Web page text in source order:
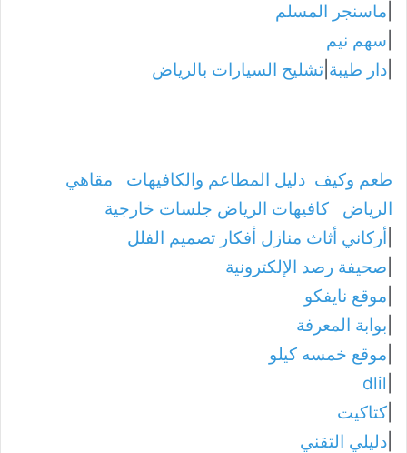
ماسنجر المسلم
سهم نيم
دار طيبة تشليح السيارات بالرياض
طعم وكيف دليل المطاعم والكافيهات
مقاهي
الرياض
كافيهات الرياض جلسات خارجية
أركاني أثاث منازل أفكار تصميم الفلل
صحيفة رصد الإلكترونية
موقع نايفكو
بوابة المعرفة
موقع خمسه كيلو
dlil
كتاكيت
دليلي التقني